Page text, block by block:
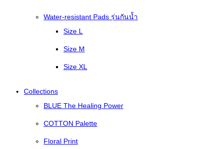
Water-resistant Pads รุ่นกันน้ำ
Size L
Size M
Size XL
Collections
BLUE The Healing Power
COTTON Palette
Floral Print